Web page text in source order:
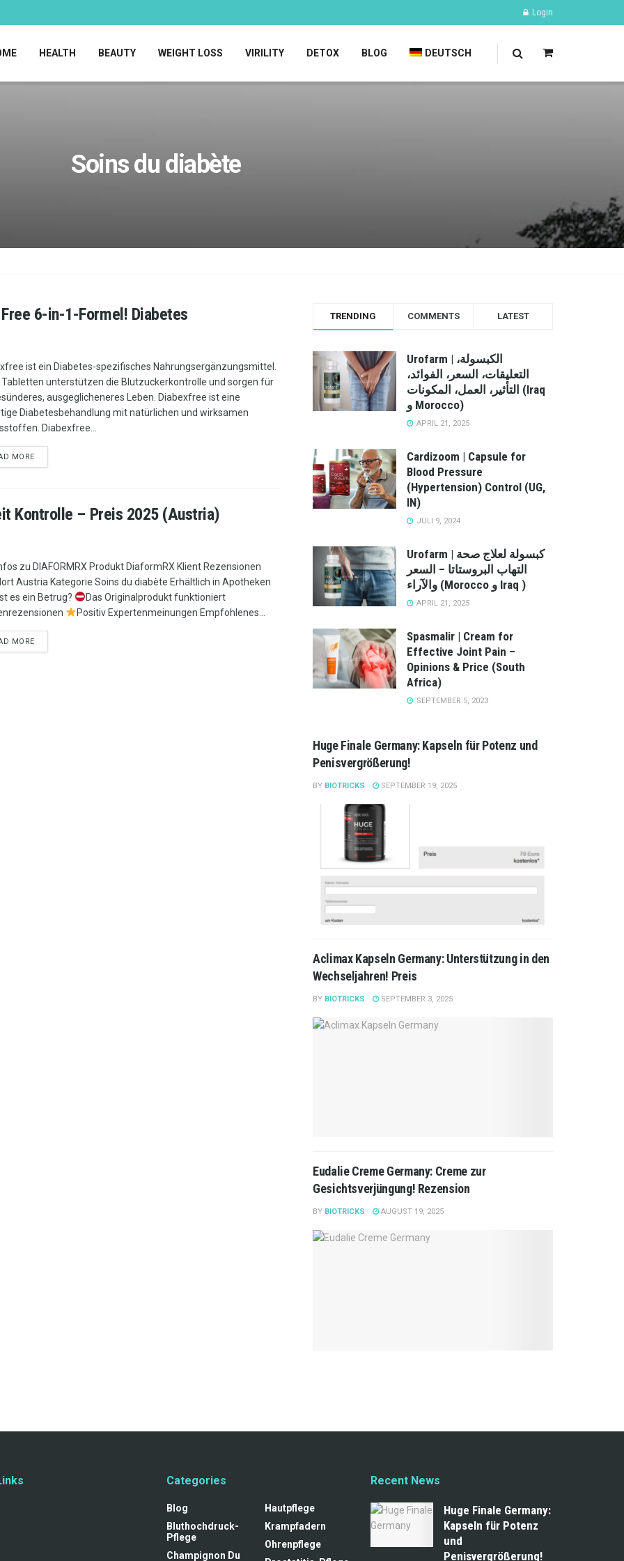
Login
HEALTH BEAUTY WEIGHT LOSS VIRILITY DETOX BLOG DEUTSCH
Soins du diabète
6-in-1-Formel! Diabetes
ist ein Diabetes-spezifisches Nahrungsergänzungsmittel.
Tabletten unterstützen die Blutzuckerkontrolle und sorgen für
ausgeglicheneres Leben. Diabexfree ist eine
Diabetesbehandlung mit natürlichen und wirksamen
Diabexfree...
MORE
Kontrolle – Preis 2025 (Austria)
zu DIAFORMRX Produkt DiaformRX Klient Rezensionen
Austria Kategorie Soins du diabète Erhältlich in Apotheken
es ein Betrug?
Das Originalprodukt funktioniert
Positiv Expertenmeinungen Empfohlenes...
MORE
TRENDING COMMENTS LATEST
Urofarm | الكبسولة،
التعليقات، السعر، الفوائد،
التأثير، العمل، المكونات (Iraq
و Morocco)
APRIL 21, 2025
Cardizoom | Capsule for
Blood Pressure
(Hypertension) Control (UG,
IN)
JULI 9, 2024
Urofarm | كبسولة لعلاج صحة
التهاب البروستاتا – السعر
والآراء (Morocco و Iraq )
APRIL 21, 2025
Spasmalir | Cream for
Effective Joint Pain –
Opinions & Price (South
Africa)
SEPTEMBER 5, 2023
Huge Finale Germany: Kapseln für Potenz und
Penisvergrößerung!
BY BIOTRICKS SEPTEMBER 19, 2025
Aclimax Kapseln Germany: Unterstützung in den
Wechseljahren! Preis
BY BIOTRICKS SEPTEMBER 3, 2025
Eudalie Creme Germany: Creme zur
Gesichtsverjüngung! Rezension
BY BIOTRICKS AUGUST 19, 2025
Categories
Blog
Bluthochdruck-
Pflege
Champignon Du
Hautpflege
Krampfadern
Ohrenpflege
Recent News
Huge Finale Germany:
Kapseln für Potenz
und
Penisvergrößerung!